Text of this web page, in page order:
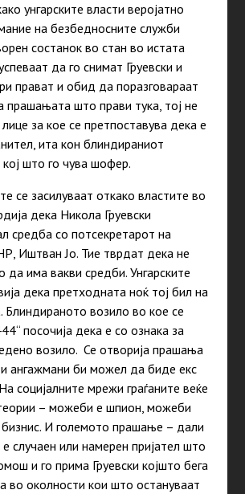
унгарските власти веројатно
на безбедносните служби
состанок во стан во истата
да го снимат Груевски и
прават и обид да поразговараат
прашањата што прави тука, тој не
за кое се претпоставува дека е
ита кон блиндираниот
што го чува шофер.
се засилуваат откако властите во
дека Никола Груевски
средба со потсекретарот на
Иштван Јо. Тие тврдат дека не
да има вакви средби. Унгарските
дека претходната ноќ тој бил на
Блиндираното возило во кое се
посочија дека е со ознака за
возило. Се отворија прашања
ангажмани би можел да биде екс
социјалните мрежи граѓаните веќе
– можеби е шпион, можеби
бизнис. И големото прашање – дали
случаен или намерен пријател што
и го прима Груевски којшто бега
во околности кои што остануваат